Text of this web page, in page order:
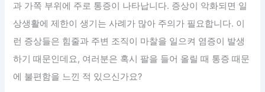
과 가쪽 부위에 주로 통증이 나타납니다. 증상이 악화되면 일
상생활에 제한이 생기는 사례가 많아 주의가 필요합니다. 이
런 증상들은 힘줄과 주변 조직이 마찰을 일으켜 염증이 발생
하기 때문인데요, 여러분은 혹시 팔을 들어 올릴 때 통증 때문
에 불편함을 느낀 적 있으신가요?